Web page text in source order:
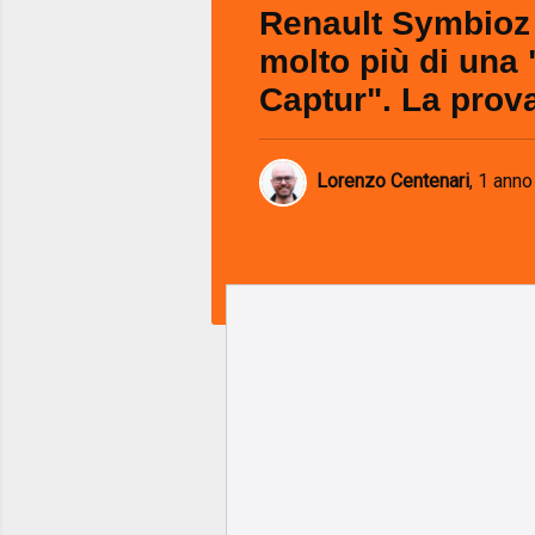
Renault Symbioz
molto più di una
Captur". La
Lorenzo Centenari, 1